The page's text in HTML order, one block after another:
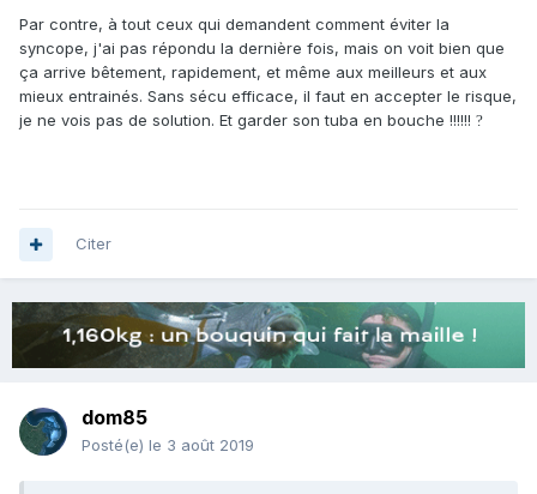
Par contre, à tout ceux qui demandent comment éviter la
syncope, j'ai pas répondu la dernière fois, mais on voit bien que
ça arrive bêtement, rapidement, et même aux meilleurs et aux
mieux entrainés. Sans sécu efficace, il faut en accepter le risque,
je ne vois pas de solution. Et garder son tuba en bouche !!!!!! ?
Citer
dom85
Posté(e) le 3 août 2019